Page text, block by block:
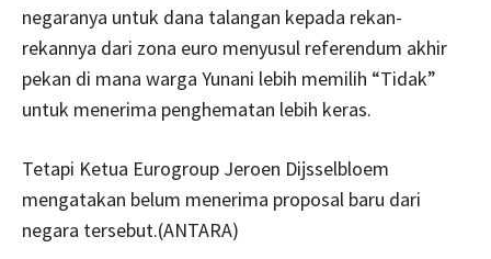
negaranya untuk dana talangan kepada rekan-
rekannya dari zona euro menyusul referendum akhir
pekan di mana warga Yunani lebih memilih “Tidak”
untuk menerima penghematan lebih keras.
Tetapi Ketua Eurogroup Jeroen Dijsselbloem
mengatakan belum menerima proposal baru dari
negara tersebut.(ANTARA)